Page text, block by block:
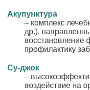
Акупунктура
– комплекс
др.),
восстановление
профилактику
Су-джок
–
воздействие на